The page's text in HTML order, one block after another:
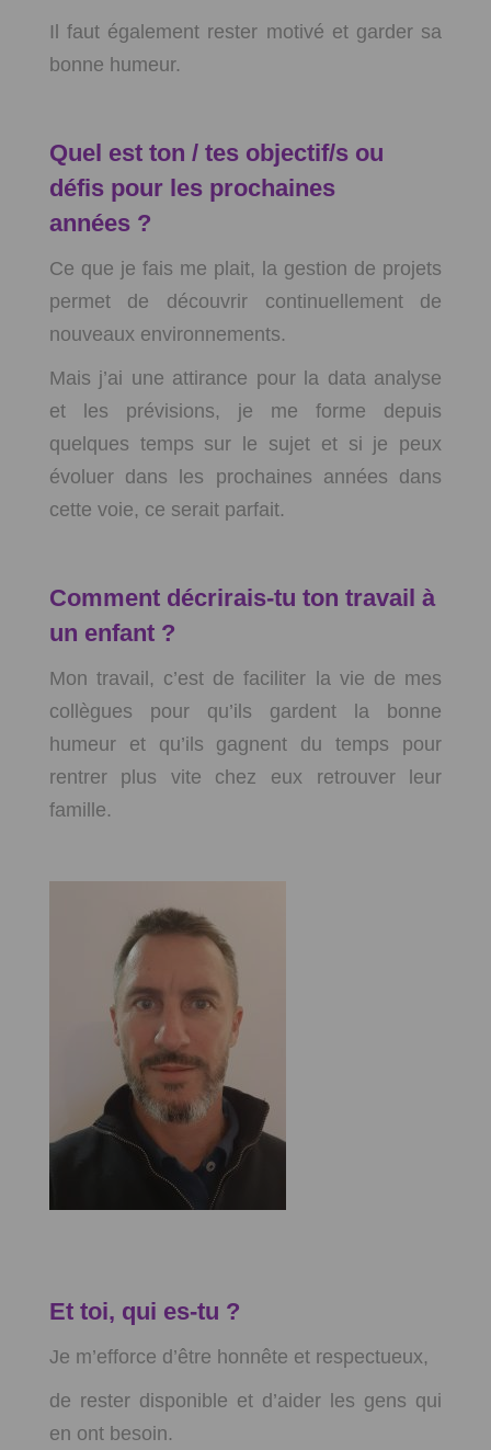
Il faut également rester motivé et garder sa
bonne humeur.
Quel est ton / tes objectif/s ou
défis pour les prochaines
années ?
Ce que je fais me plait, la gestion de projets
permet de découvrir continuellement de
nouveaux environnements.
Mais j’ai une attirance pour la data analyse
et les prévisions, je me forme depuis
quelques temps sur le sujet et si je peux
évoluer dans les prochaines années dans
cette voie, ce serait parfait.
Comment décrirais-tu ton travail à
un enfant ?
Mon travail, c’est de faciliter la vie de mes
collègues pour qu’ils gardent la bonne
humeur et qu’ils gagnent du temps pour
rentrer plus vite chez eux retrouver leur
famille.
Et toi, qui es-tu ?
Je m’efforce d’être honnête et respectueux,
de rester disponible et d’aider les gens qui
en ont besoin.